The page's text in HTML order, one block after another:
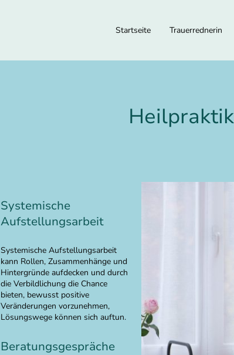
Startseite Trauerrednerin
Systemische
Aufstellungsarbeit
Systemische Aufstellungsarbeit
kann Rollen, Zusammenhänge und
Hintergründe aufdecken und durch
die Verbildlichung die Chance
bieten, bewusst positive
Veränderungen vorzunehmen,
Lösungswege können sich auftun.
Beratungsgespräche